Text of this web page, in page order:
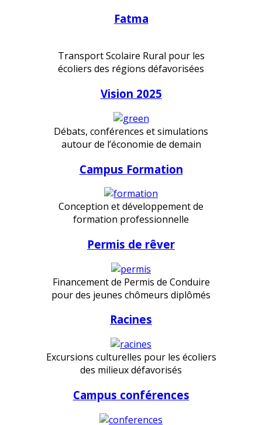
Fatma
Transport Scolaire Rural pour les
écoliers des régions défavorisées
Vision 2025
Débats, conférences et simulations
autour de l’économie de demain
Campus Formation
Conception et développement de
formation professionnelle
Permis de rêver
Financement de Permis de Conduire
pour des jeunes chômeurs diplômés
Racines
Excursions culturelles pour les écoliers
des milieux défavorisés
Campus conférences